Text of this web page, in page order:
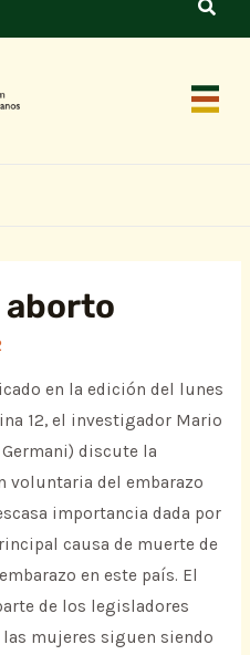
aborto
en la edición del lunes
12, el investigador Mario
discute la
voluntaria del embarazo
importancia dada por
causa de muerte de
en este país. El
de los legisladores
mujeres siguen siendo